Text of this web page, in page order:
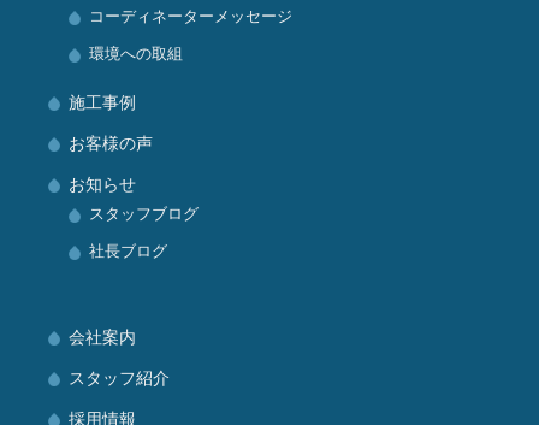
コーディネーターメッセージ
環境への取組
施工事例
お客様の声
お知らせ
スタッフブログ
社長ブログ
会社案内
スタッフ紹介
採用情報